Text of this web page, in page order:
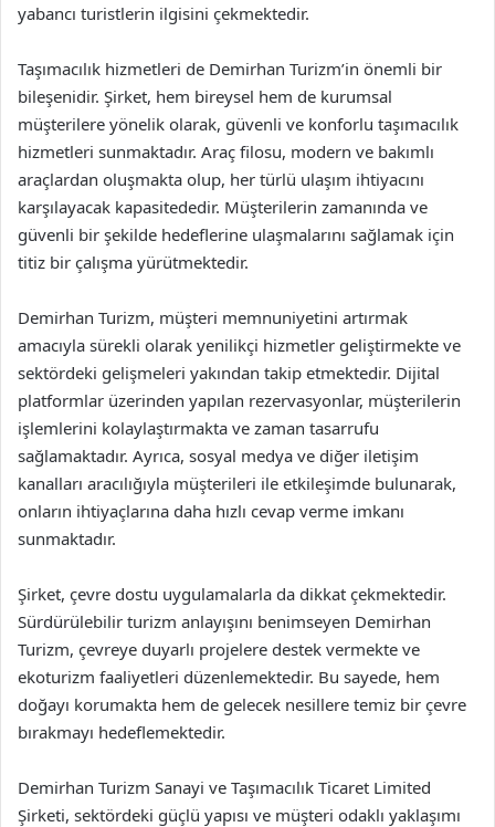
yabancı turistlerin ilgisini çekmektedir.
Taşımacılık hizmetleri de Demirhan Turizm’in önemli bir
bileşenidir. Şirket, hem bireysel hem de kurumsal
müşterilere yönelik olarak, güvenli ve konforlu taşımacılık
hizmetleri sunmaktadır. Araç filosu, modern ve bakımlı
araçlardan oluşmakta olup, her türlü ulaşım ihtiyacını
karşılayacak kapasitededir. Müşterilerin zamanında ve
güvenli bir şekilde hedeflerine ulaşmalarını sağlamak için
titiz bir çalışma yürütmektedir.
Demirhan Turizm, müşteri memnuniyetini artırmak
amacıyla sürekli olarak yenilikçi hizmetler geliştirmekte ve
sektördeki gelişmeleri yakından takip etmektedir. Dijital
platformlar üzerinden yapılan rezervasyonlar, müşterilerin
işlemlerini kolaylaştırmakta ve zaman tasarrufu
sağlamaktadır. Ayrıca, sosyal medya ve diğer iletişim
kanalları aracılığıyla müşterileri ile etkileşimde bulunarak,
onların ihtiyaçlarına daha hızlı cevap verme imkanı
sunmaktadır.
Şirket, çevre dostu uygulamalarla da dikkat çekmektedir.
Sürdürülebilir turizm anlayışını benimseyen Demirhan
Turizm, çevreye duyarlı projelere destek vermekte ve
ekoturizm faaliyetleri düzenlemektedir. Bu sayede, hem
doğayı korumakta hem de gelecek nesillere temiz bir çevre
bırakmayı hedeflemektedir.
Demirhan Turizm Sanayi ve Taşımacılık Ticaret Limited
Şirketi, sektördeki güçlü yapısı ve müşteri odaklı yaklaşımı